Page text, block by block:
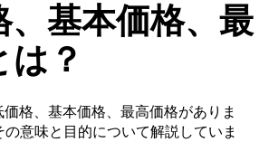
、基本価格、最
は？
価格、基本価格、最高価格がありま
意味と目的について解説していま